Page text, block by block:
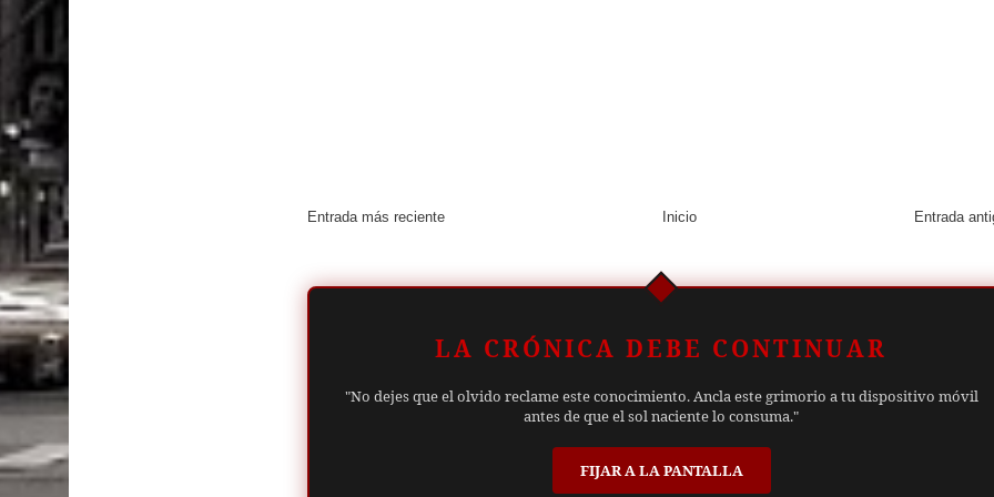
Entrada más reciente Entrada
Inicio
LA CRÓNICA DEBE CONTINUAR
"No dejes que el olvido reclame este conocimiento. Ancla este grimorio a tu dispositivo móvil
antes de que el sol naciente lo consuma."
FIJAR A LA PANTALLA